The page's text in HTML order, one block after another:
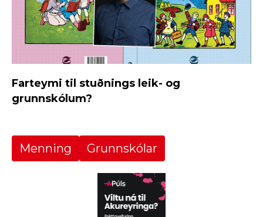
Farteymi til stuðnings leik- og
grunnskólum?
Menning Grunnskólar